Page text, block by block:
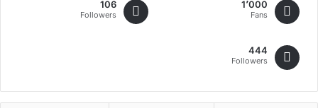
1٬000
Fans
106
Followers
444
Followers